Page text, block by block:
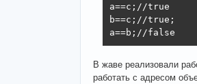
a==c;//true
b==c;//true;
a==b;//false
В жаве реализовали
работать с адресом